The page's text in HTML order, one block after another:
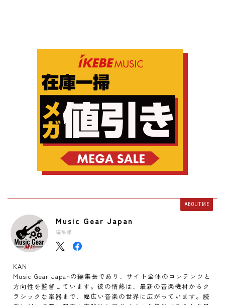
ABOUT ME
Music Gear Japan
編集部
KAN
Music Gear Japanの編集長であり、サイト全体のコンテンツと
方向性を監督しています。彼の情熱は、最新の音楽機材からク
ラシックな楽器まで、幅広い音楽の世界に広がっています。読